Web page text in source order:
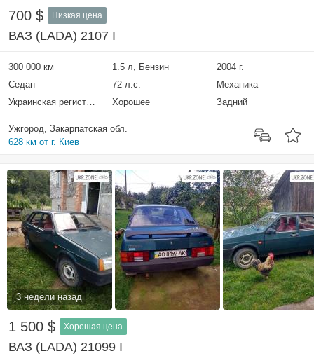
700 $ Низкая цена
ВАЗ (LADA) 2107 I
300 000 км 1.5 л, Бензин
2004 г.
Седан
72 л.с.
Механика
Украинская регистрация
Хорошее Задний
Ужгород, Закарпатская обл.
628 км от г. Киев
3 недели назад
1 500 $ Хорошая цена
ВАЗ (LADA) 21099 I